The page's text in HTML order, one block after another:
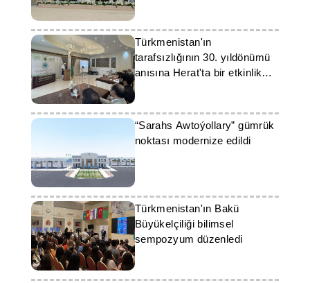
Türkmenistan'ın
tarafsızlığının 30. yıldönümü
anısına Herat'ta bir etkinlik
düzenlendi
“Sarahs Awtoýollary” gümrük
noktası modernize edildi
Türkmenistan'ın Bakü
Büyükelçiliği bilimsel
sempozyum düzenledi